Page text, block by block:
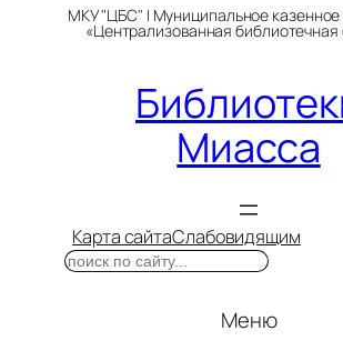
МКУ "ЦБС" | Муниципальное
«Централизованная
Миасса
Карта сайтаСлабовидящим
Поиск
Меню